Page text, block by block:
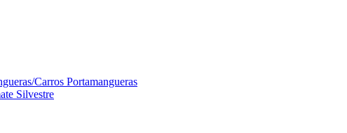
Carros Portamangueras
Silvestre